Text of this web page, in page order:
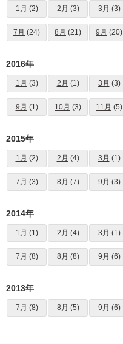
1月 (2) 2月 (3) 3月 (3)
7月 (24) 8月 (21) 9月 (20)
2016年
1月 (3) 2月 (1) 3月 (3)
9月 (1) 10月 (3) 11月 (5)
2015年
1月 (2) 2月 (4) 3月 (1)
7月 (3) 8月 (7) 9月 (3)
2014年
1月 (1) 2月 (4) 3月 (1)
7月 (8) 8月 (8) 9月 (6)
2013年
7月 (8) 8月 (5) 9月 (6)